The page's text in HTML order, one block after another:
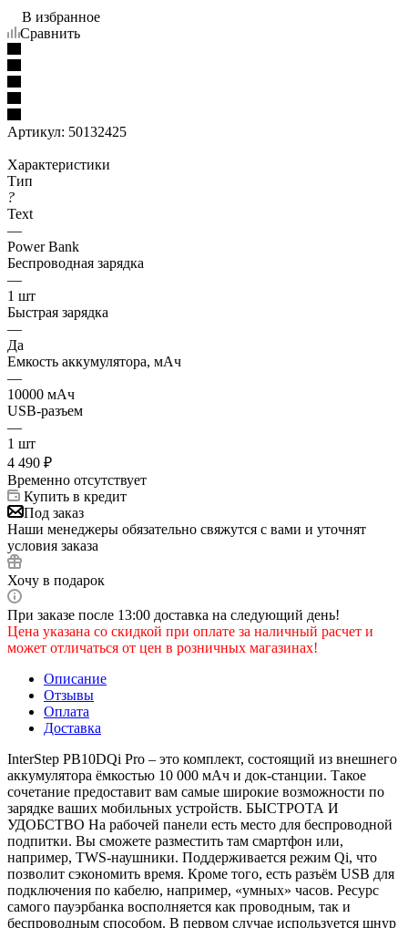
В избранное
Сравнить
Артикул: 50132425
Характеристики
Тип
?
Text
—
Power Bank
Беспроводная зарядка
—
1 шт
Быстрая зарядка
—
Да
Емкость аккумулятора, мАч
—
10000 мАч
USB-разъем
—
1 шт
4 490 ₽
Временно отсутствует
Купить в кредит
Под заказ
Наши менеджеры обязательно свяжутся с вами и уточнят
условия заказа
Хочу в подарок
При заказе после 13:00 доставка на следующий день!
Цена указана со скидкой при оплате за наличный расчет и
может отличаться от цен в розничных магазинах!
Описание
Отзывы
Оплата
Доставка
InterStep PB10DQi Pro – это комплект, состоящий из внешнего
аккумулятора ёмкостью 10 000 мАч и док-станции. Такое
сочетание предоставит вам самые широкие возможности по
зарядке ваших мобильных устройств. БЫСТРОТА И
УДОБСТВО На рабочей панели есть место для беспроводной
подпитки. Вы сможете разместить там смартфон или,
например, TWS-наушники. Поддерживается режим Qi, что
позволит сэкономить время. Кроме того, есть разъём USB для
подключения по кабелю, например, «умных» часов. Ресурс
самого пауэрбанка восполняется как проводным, так и
беспроводным способом. В первом случае используется шнур